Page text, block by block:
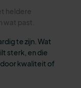
heldere
wat past.
te zijn. Wat
sterk, en die
door kwaliteit of